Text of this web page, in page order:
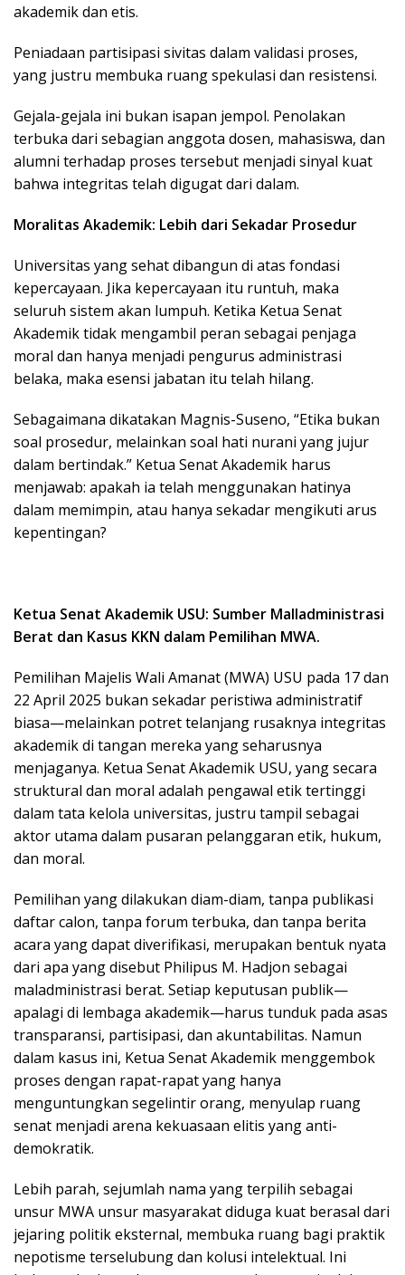
akademik dan etis.
Peniadaan partisipasi sivitas dalam validasi proses,
yang justru membuka ruang spekulasi dan resistensi.
Gejala-gejala ini bukan isapan jempol. Penolakan
terbuka dari sebagian anggota dosen, mahasiswa, dan
alumni terhadap proses tersebut menjadi sinyal kuat
bahwa integritas telah digugat dari dalam.
Moralitas Akademik: Lebih dari Sekadar Prosedur
Universitas yang sehat dibangun di atas fondasi
kepercayaan. Jika kepercayaan itu runtuh, maka
seluruh sistem akan lumpuh. Ketika Ketua Senat
Akademik tidak mengambil peran sebagai penjaga
moral dan hanya menjadi pengurus administrasi
belaka, maka esensi jabatan itu telah hilang.
Sebagaimana dikatakan Magnis-Suseno, “Etika bukan
soal prosedur, melainkan soal hati nurani yang jujur
dalam bertindak.” Ketua Senat Akademik harus
menjawab: apakah ia telah menggunakan hatinya
dalam memimpin, atau hanya sekadar mengikuti arus
kepentingan?
Ketua Senat Akademik USU: Sumber Malladministrasi
Berat dan Kasus KKN dalam Pemilihan MWA.
Pemilihan Majelis Wali Amanat (MWA) USU pada 17 dan
22 April 2025 bukan sekadar peristiwa administratif
biasa—melainkan potret telanjang rusaknya integritas
akademik di tangan mereka yang seharusnya
menjaganya. Ketua Senat Akademik USU, yang secara
struktural dan moral adalah pengawal etik tertinggi
dalam tata kelola universitas, justru tampil sebagai
aktor utama dalam pusaran pelanggaran etik, hukum,
dan moral.
Pemilihan yang dilakukan diam-diam, tanpa publikasi
daftar calon, tanpa forum terbuka, dan tanpa berita
acara yang dapat diverifikasi, merupakan bentuk nyata
dari apa yang disebut Philipus M. Hadjon sebagai
maladministrasi berat. Setiap keputusan publik—
apalagi di lembaga akademik—harus tunduk pada asas
transparansi, partisipasi, dan akuntabilitas. Namun
dalam kasus ini, Ketua Senat Akademik menggembok
proses dengan rapat-rapat yang hanya
menguntungkan segelintir orang, menyulap ruang
senat menjadi arena kekuasaan elitis yang anti-
demokratik.
Lebih parah, sejumlah nama yang terpilih sebagai
unsur MWA unsur masyarakat diduga kuat berasal dari
jejaring politik eksternal, membuka ruang bagi praktik
nepotisme terselubung dan kolusi intelektual. Ini